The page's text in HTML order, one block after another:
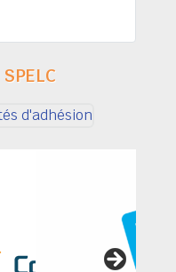
d'adhésion